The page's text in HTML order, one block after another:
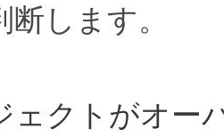
します。
ェクトがオー